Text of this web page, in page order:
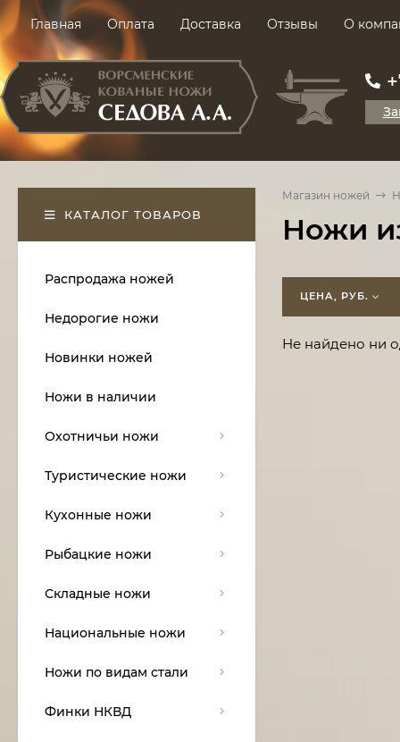
Главная Оплата Доставка Отзывы О
Магазин ножей
Ножи
ЦЕНА, РУБ.
Не найдено ни
КАТАЛОГ ТОВАРОВ
Распродажа ножей
Недорогие ножи
Новинки ножей
Ножи в наличии
Охотничьи ножи
Туристические ножи
Кухонные ножи
Рыбацкие ножи
Складные ножи
Национальные ножи
Ножи по видам стали
Финки НКВД